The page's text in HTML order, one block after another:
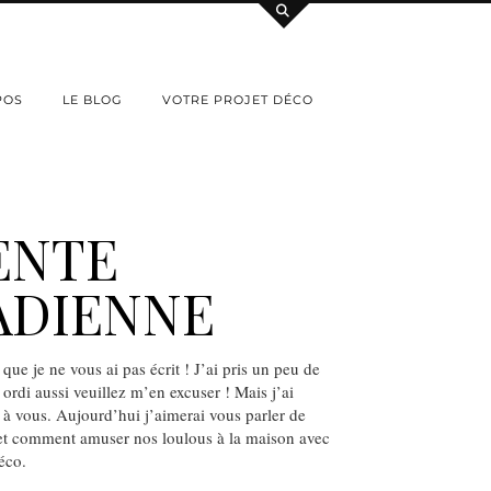
LE BLOG VOTRE PROJET DÉCO
je ne vous ai pas écrit ! J’ai pris un peu de
aussi veuillez m’en excuser ! Mais j’ai
vous. Aujourd’hui j’aimerai vous parler de
comment amuser nos loulous à la maison avec